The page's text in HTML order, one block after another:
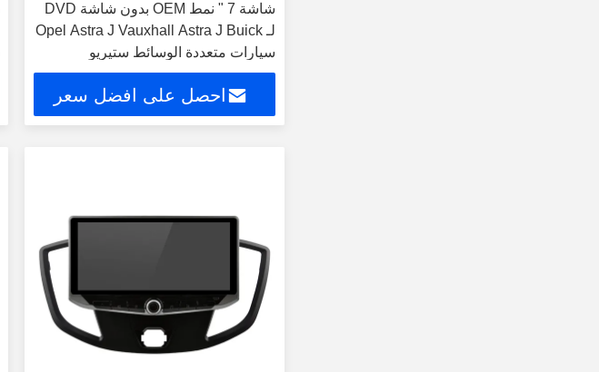
شاشة 7 " نمط OEM بدون شاشة DVD
لـ Opel Astra J Vauxhall Astra J Buick
سيارات متعددة الوسائط ستيريو
احصل على افضل سعر